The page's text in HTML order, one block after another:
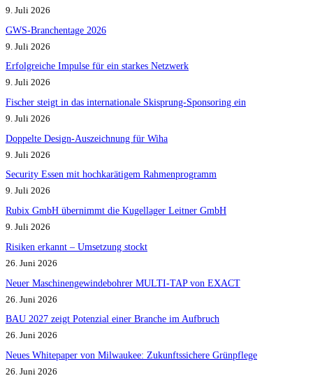
9. Juli 2026
GWS-Branchentage 2026
9. Juli 2026
Erfolgreiche Impulse für ein starkes Netzwerk
9. Juli 2026
Fischer steigt in das internationale Skisprung-Sponsoring ein
9. Juli 2026
Doppelte Design-Auszeichnung für Wiha
9. Juli 2026
Security Essen mit hochkarätigem Rahmenprogramm
9. Juli 2026
Rubix GmbH übernimmt die Kugellager Leitner GmbH
9. Juli 2026
Risiken erkannt – Umsetzung stockt
26. Juni 2026
Neuer Maschinengewindebohrer MULTI-TAP von EXACT
26. Juni 2026
BAU 2027 zeigt Potenzial einer Branche im Aufbruch​
26. Juni 2026
Neues Whitepaper von Milwaukee: Zukunftssichere Grünpflege
26. Juni 2026